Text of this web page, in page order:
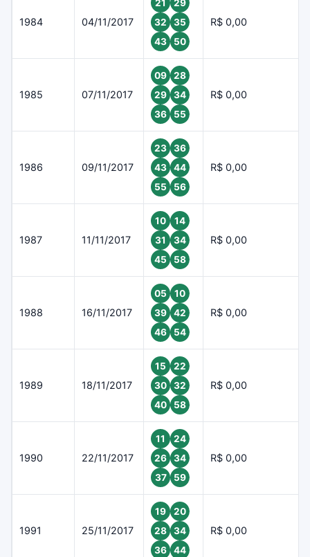
1984 04/11/2017
21
29
32
35
43
50
R$ 0,00
1985 07/11/2017
09
28
29
34
36
55
R$ 0,00
1986 09/11/2017
23
36
43
44
55
56
R$ 0,00
1987 11/11/2017
10
14
31
34
45
58
R$ 0,00
1988 16/11/2017
05
10
39
42
46
54
R$ 0,00
1989 18/11/2017
15
22
30
32
40
58
R$ 0,00
1990 22/11/2017
11
24
26
34
37
59
R$ 0,00
1991 25/11/2017
19
20
28
34
36
44
R$ 0,00